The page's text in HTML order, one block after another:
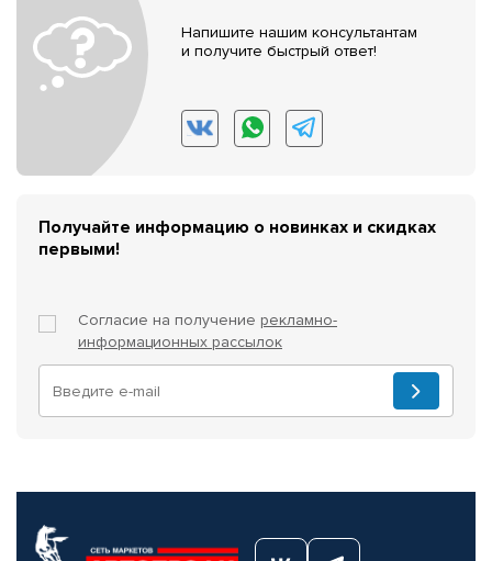
Напишите нашим консультантам
и получите быстрый ответ!
Получайте информацию о новинках и скидках
первыми!
Согласие на получение рекламно-
информационных рассылок